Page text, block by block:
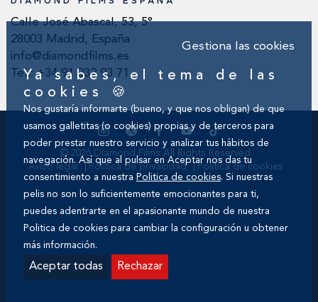
Calle José Abascal, 53, 5°
28003 Madrid, España
info@diamondfilms.es
Tel.: +34 91 032 93 71
© 2026 Diamond Films All Rights Reserved.
Aviso legal
Política de privacidad Política de cookies
Gestiona las cookies
Ya sabes, el tema de las
cookies 🍪
Nos gustaría informarte (bueno, y que nos obligan) de que
usamos galletitas (o cookies) propias y de terceros para
poder prestar nuestro servicio y analizar tus hábitos de
navegación. Así que al pulsar en Aceptar nos das tu
consentimiento a nuestra Politica de cookies. Si nuestras
pelis no son lo suficientemente emocionantes para ti,
puedes adentrarte en el apasionante mundo de nuestra
Politica de cookiespara cambiar la configuración u obtener
más información.
Aceptar todas Rechazar